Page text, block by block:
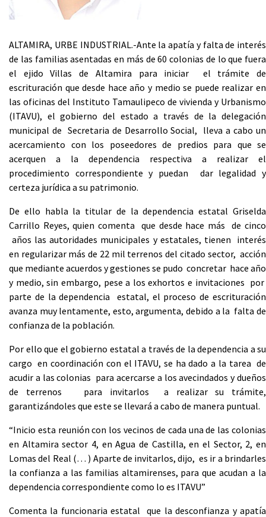
ALTAMIRA, URBE INDUSTRIAL.-Ante la apatía y falta de interés
de las familias asentadas en más de 60 colonias de lo que fuera
el ejido Villas de Altamira para iniciar el trámite de
escrituración que desde hace año y medio se puede realizar en
las oficinas del Instituto Tamaulipeco de vivienda y Urbanismo
(ITAVU), el gobierno del estado a través de la delegación
municipal de Secretaria de Desarrollo Social, lleva a cabo un
acercamiento con los poseedores de predios para que se
acerquen a la dependencia respectiva a realizar el
procedimiento correspondiente y puedan dar legalidad y
certeza jurídica a su patrimonio.
De ello habla la titular de la dependencia estatal Griselda
Carrillo Reyes, quien comenta que desde hace más de cinco
años las autoridades municipales y estatales, tienen interés
en regularizar más de 22 mil terrenos del citado sector, acción
que mediante acuerdos y gestiones se pudo concretar hace año
y medio, sin embargo, pese a los exhortos e invitaciones por
parte de la dependencia estatal, el proceso de escrituración
avanza muy lentamente, esto, argumenta, debido a la falta de
confianza de la población.
Por ello que el gobierno estatal a través de la dependencia a su
cargo en coordinación con el ITAVU, se ha dado a la tarea de
acudir a las colonias para acercarse a los avecindados y dueños
de terrenos para invitarlos a realizar su trámite,
garantizándoles que este se llevará a cabo de manera puntual.
“Inicio esta reunión con los vecinos de cada una de las colonias
en Altamira sector 4, en Agua de Castilla, en el Sector, 2, en
Lomas del Real (… ) Aparte de invitarlos, dijo, es ir a brindarles
la confianza a las familias altamirenses, para que acudan a la
dependencia correspondiente como lo es ITAVU”
Comenta la funcionaria estatal que la desconfianza y apatía